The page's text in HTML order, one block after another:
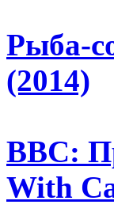
Рыба-
(2014)
BBC:
With